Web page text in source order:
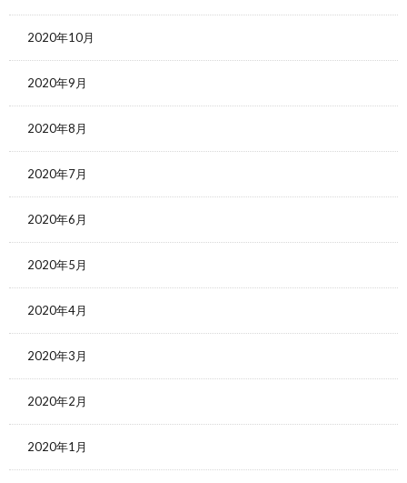
2020年10月
2020年9月
2020年8月
2020年7月
2020年6月
2020年5月
2020年4月
2020年3月
2020年2月
2020年1月